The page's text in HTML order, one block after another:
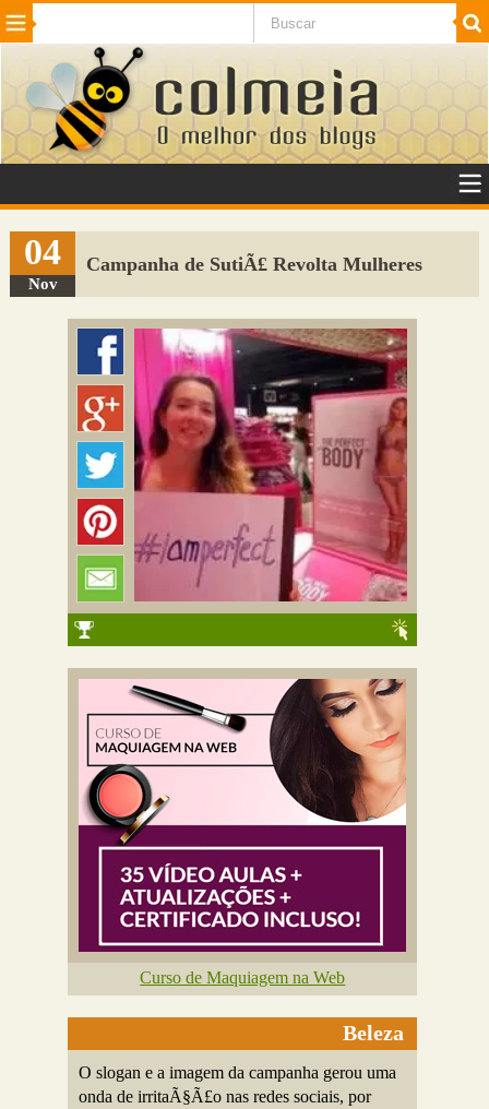
Beleza Cinema e TV
Internet Jogos NotÃ­cias SaÃºde
VeÃ­culos Adulto
Sugerir Link
Adicionar Blog
Colmeia Exchange
04
Nov
Campanha de SutiÃ£ Revolta Mulheres
Curso de Maquiagem na Web
Beleza
O slogan e a imagem da campanha gerou uma
onda de irritaÃ§Ã£o nas redes sociais, por